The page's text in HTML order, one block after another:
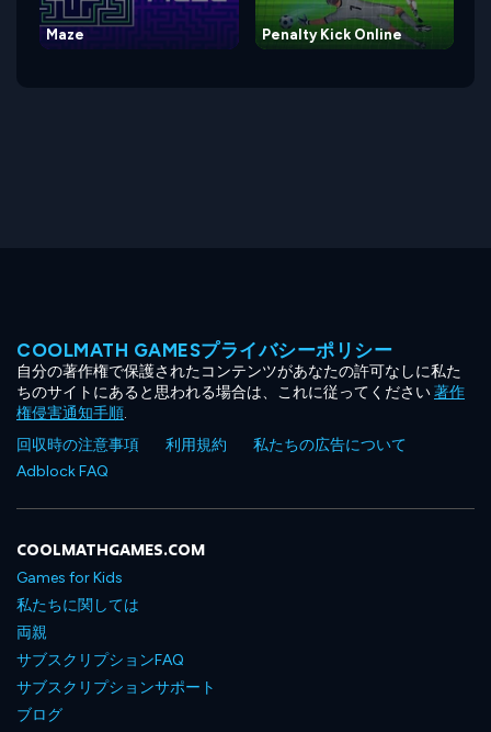
Maze Penalty Kick Online
COOLMATH GAMESプライバシーポリシー
自分の著作権で保護されたコンテンツがあなたの許可なしに私た
ちのサイトにあると思われる場合は、これに従ってください著作
権侵害通知手順.
回収時の注意事項
利用規約
私たちの広告について
Adblock FAQ
COOLMATHGAMES.COM
Games for Kids
私たちに関しては
両親
サブスクリプションFAQ
サブスクリプションサポート
ブログ